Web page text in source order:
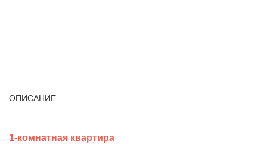
ОПИСАНИЕ
1-комнатная квартира